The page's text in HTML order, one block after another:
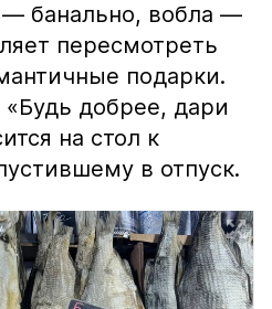
банально, вобла —
пересмотреть
подарки.
добрее, дари
на стол к
в отпуск.